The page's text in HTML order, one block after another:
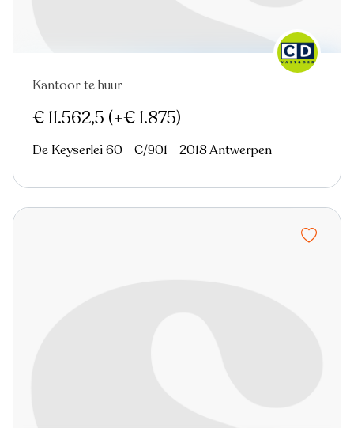
Nieuw
Kantoor te huur
€ 11.562,5 (+€ 1.875)
De Keyserlei 60 - C/901 - 2018 Antwerpen